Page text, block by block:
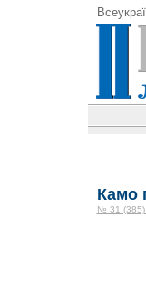
Камо
№ 31 (385)